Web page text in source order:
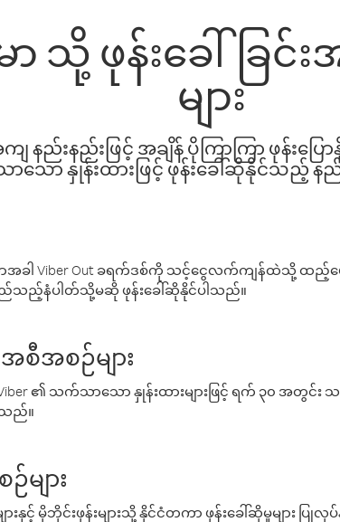
မာ သို့ ဖုန်းခေါ်ခ
များ
နည်းနည်းဖြင့် အချိန် ပိုကြာကြာ ဖုန်းပ
သော နှုန်းထားဖြင့် ဖုန်းခေါ်ဆိုနိုင်သည့် န
Viber Out ခရက်ဒစ်ကို သင့်ငွေလက်ကျန်ထဲသို့ ထည့်ပ
မည်သည့်နံပါတ်သို့မဆို ဖုန်းခေါ်ဆိုနိုင်ပါသည်။
စီအစဉ်များ
၏ သက်သာသော နှုန်းထားများဖြင့် ရက် ၃၀ အတွင်
သည်။
များ
းနှင့် မိုဘိုင်းဖုန်းများသို့ နိုင်ငံတကာ ဖုန်းခေါ်ဆိုမှုများ